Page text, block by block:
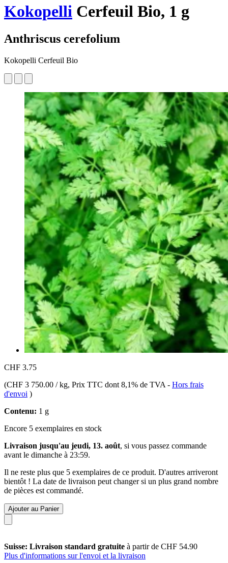
Kokopelli Cerfeuil Bio, 1 g
Anthriscus cerefolium
Kokopelli Cerfeuil Bio
CHF 3.75
(CHF 3 750.00 / kg, Prix TTC dont 8,1% de TVA - Hors frais
d'envoi )
Contenu: 1 g
Encore 5 exemplaires en stock
Livraison jusqu'au jeudi, 13. août, si vous passez commande
avant le dimanche à 23:59.
Il ne reste plus que 5 exemplaires de ce produit. D'autres arriveront
bientôt ! La date de livraison peut changer si un plus grand nombre
de pièces est commandé.
Ajouter au Panier
Suisse: Livraison standard gratuite à partir de CHF 54.90
Plus d'informations sur l'envoi et la livraison